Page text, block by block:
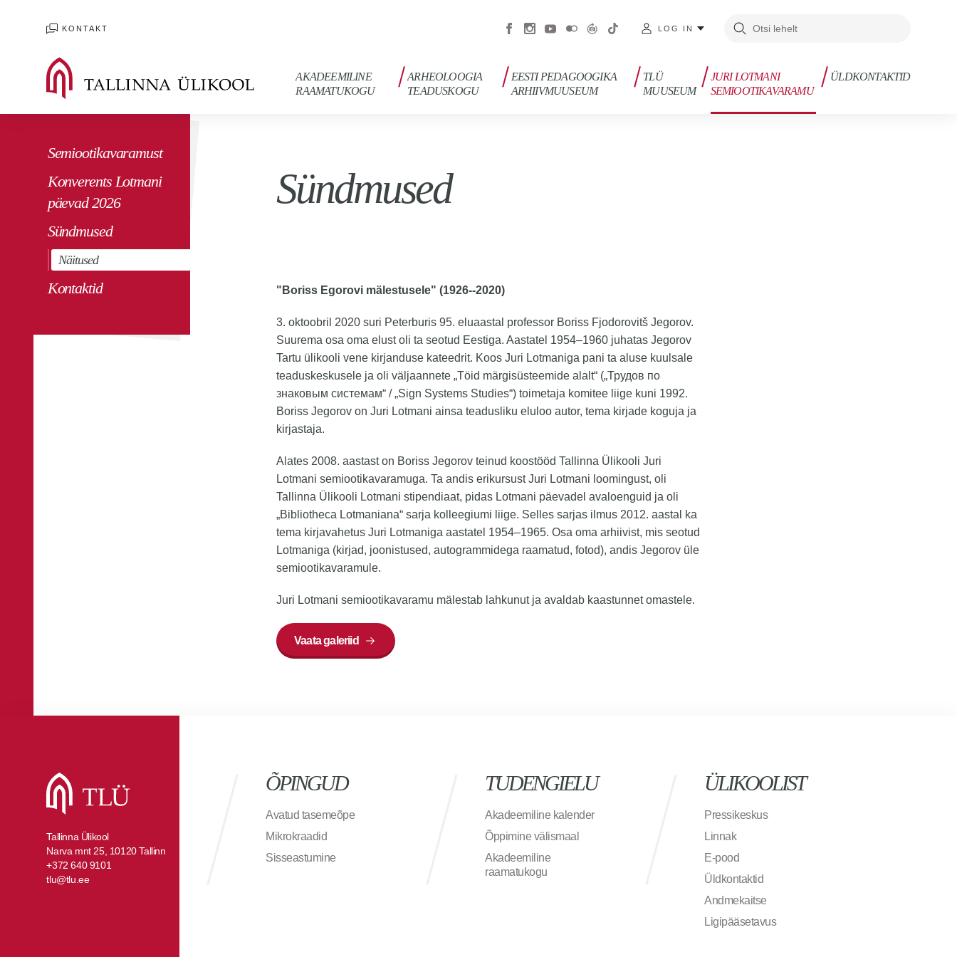
KONTAKT LOG IN
AKADEEMILINE
RAAMATUKOGU
ARHEOLOOGIA
TEADUSKOGU
EESTI PEDAGOOGIKA
ARHIIVMUUSEUM
TLÜ
MUUSEUM
JURI LOTMANI
SEMIOOTIKAVARAMU
ÜLDKONTAKTID
Semiootikavaramust
Konverents Lotmani
päevad 2026
Sündmused
Näitused
Kontaktid
Sündmused
"Boriss Egorovi mälestusele" (1926--2020)
3. oktoobril 2020 suri Peterburis 95. eluaastal professor Boriss Fjodorovitš Jegorov.
Suurema osa oma elust oli ta seotud Eestiga. Aastatel 1954–1960 juhatas Jegorov
Tartu ülikooli vene kirjanduse kateedrit. Koos Juri Lotmaniga pani ta aluse kuulsale
teaduskeskusele ja oli väljaannete „Töid märgisüsteemide alalt“ („Трудов по
знаковым системам“ / „Sign Systems Studies“) toimetaja komitee liige kuni 1992.
Boriss Jegorov on Juri Lotmani ainsa teadusliku eluloo autor, tema kirjade koguja ja
kirjastaja.
Alates 2008. aastast on Boriss Jegorov teinud koostööd Tallinna Ülikooli Juri
Lotmani semiootikavaramuga. Ta andis erikursust Juri Lotmani loomingust, oli
Tallinna Ülikooli Lotmani stipendiaat, pidas Lotmani päevadel avaloenguid ja oli
„Bibliotheca Lotmaniana“ sarja kolleegiumi liige. Selles sarjas ilmus 2012. aastal ka
tema kirjavahetus Juri Lotmaniga aastatel 1954–1965. Osa oma arhiivist, mis seotud
Lotmaniga (kirjad, joonistused, autogrammidega raamatud, fotod), andis Jegorov üle
semiootikavaramule.
Juri Lotmani semiootikavaramu mälestab lahkunut ja avaldab kaastunnet omastele.
Vaata galeriid
Tallinna Ülikool
Narva mnt 25, 10120 Tallinn
+372 640 9101
tlu@tlu.ee
ÕPINGUD
Avatud tasemeõpe
Mikrokraadid
Sisseastumine
TUDENGIELU
Akadeemiline kalender
Õppimine välismaal
Akadeemiline
raamatukogu
ÜLIKOOLIST
Pressikeskus
Linnak
E-pood
Üldkontaktid
Andmekaitse
Ligipääsetavus